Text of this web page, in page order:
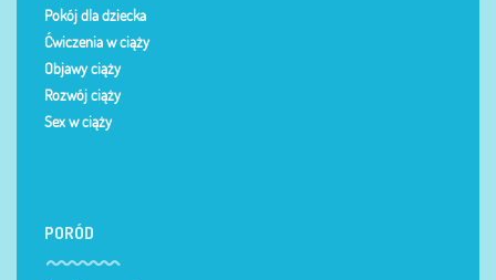
Pokój dla dziecka
Ćwiczenia w ciąży
Objawy ciąży
Rozwój ciąży
Sex w ciąży
PORÓD